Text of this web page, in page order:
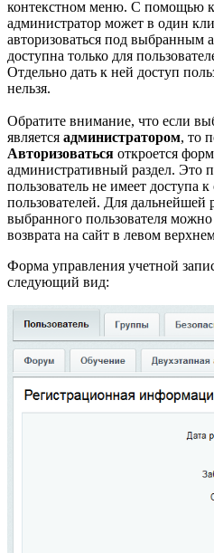
контекстном меню. С помощью
администратор может в один
авторизоваться под выбранным
доступна только для
Отдельно дать к ней доступ
нельзя.
Обратите внимание, что если
является администратором, то
Авторизоваться откроется
административный раздел. Это
пользователь не имеет доступа
пользователей. Для
выбранного пользователя можно
возврата на сайт в левом
Форма управления учетной
следующий вид: